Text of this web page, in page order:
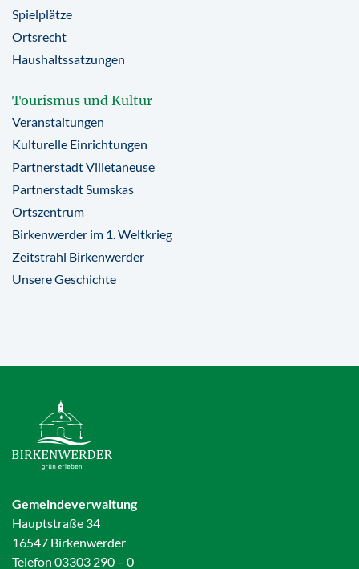
Spielplätze
Ortsrecht
Haushaltssatzungen
Tourismus und Kultur
Veranstaltungen
Kulturelle Einrichtungen
Partnerstadt Villetaneuse
Partnerstadt Sumskas
Ortszentrum
Birkenwerder im 1. Weltkrieg
Zeitstrahl Birkenwerder
Unsere Geschichte
Gemeindeverwaltung
Hauptstraße 34
16547 Birkenwerder
Telefon 03303 290 – 0